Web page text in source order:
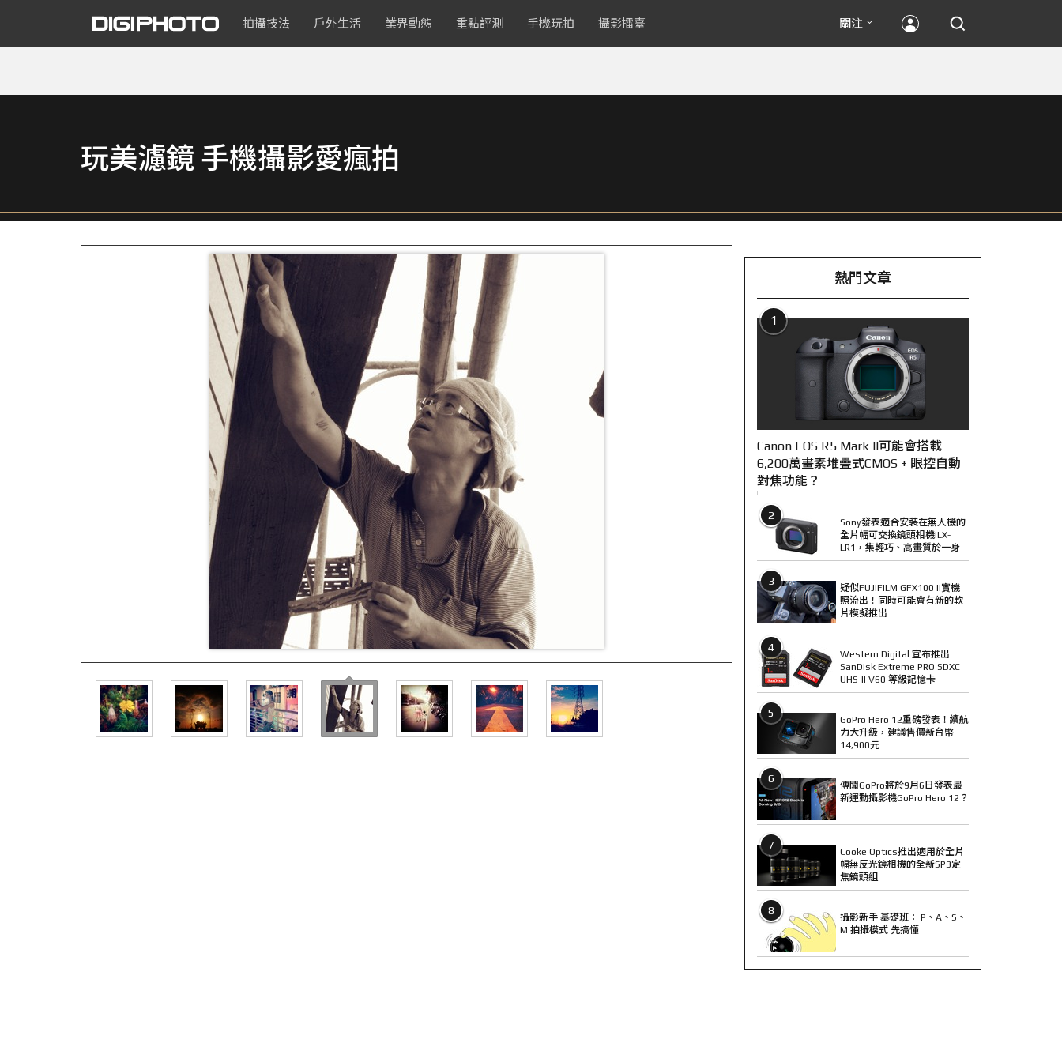
拍攝技法 戶外生活 業界動態 重點評測 手機玩拍 攝影擂臺 關注
玩美濾鏡 手機攝影愛瘋拍
熱門文章
1
Canon EOS R5 Mark II可能會搭載
6,200萬畫素堆疊式CMOS + 眼控自動
對焦功能？
2
Sony發表適合安裝在無人機的
全片幅可交換鏡頭相機ILX-
LR1，集輕巧、高畫質於一身
3
疑似FUJIFILM GFX100 II實機
照流出！同時可能會有新的軟
片模擬推出
4
Western Digital 宣布推出
SanDisk Extreme PRO SDXC
UHS-II V60 等級記憶卡
5
GoPro Hero 12重磅發表！續航
力大升級，建議售價新台幣
14,900元
6
傳聞GoPro將於9月6日發表最
新運動攝影機GoPro Hero 12？
7
Cooke Optics推出適用於全片
幅無反光鏡相機的全新SP3定
焦鏡頭組
8
攝影新手 基礎班： P、A、S、
M 拍攝模式 先搞懂